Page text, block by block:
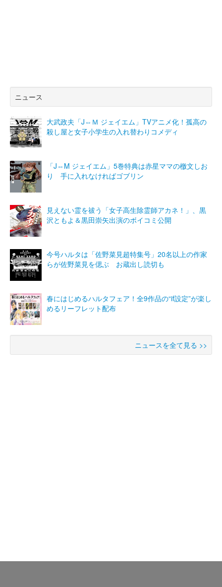
ニュース
大武政夫「J⇔Ｍ ジェイエム」TVアニメ化！孤高の
殺し屋と女子小学生の入れ替わりコメディ
「J⇔M ジェイエム」5巻特典は赤星ママの檄文しお
り 手に入れなければゴブリン
見えない霊を祓う「女子高生除霊師アカネ！」、黒
沢ともよ＆黒田崇矢出演のボイコミ公開
今号ハルタは「佐野菜見超特集号」20名以上の作家
らが佐野菜見を偲ぶ お蔵出し読切も
春にはじめるハルタフェア！全9作品の“if設定”が楽し
めるリーフレット配布
ニュースを全て見る >>